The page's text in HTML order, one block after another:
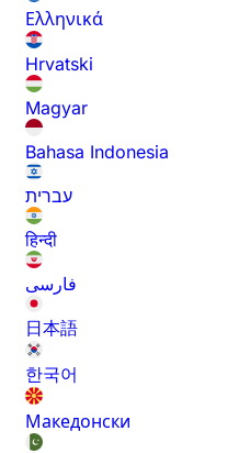
Ελληνικά
Hrvatski
Magyar
Bahasa Indonesia
עברית
हिन्दी
فارسی
日本語
한국어
Македонски